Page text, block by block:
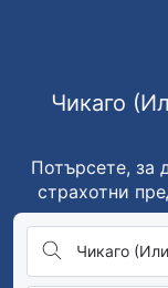
Чикаго
Потърсете, за
страхотни
Чикаго